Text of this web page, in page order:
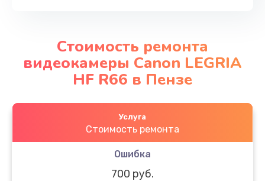
Стоимость ремонта
видеокамеры Canon LEGRIA
HF R66 в Пензе
Услуга
Стоимость ремонта
Ошибка
700 руб.